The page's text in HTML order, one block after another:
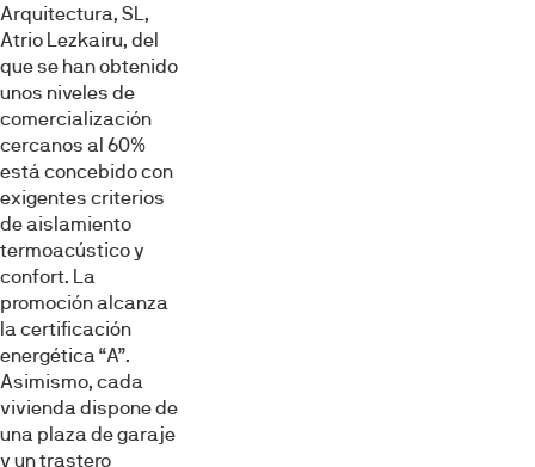
Arquitectura, SL,
Atrio Lezkairu, del
que se han obtenido
unos niveles de
comercialización
cercanos al 60%
está concebido con
exigentes criterios
de aislamiento
termoacústico y
confort. La
promoción alcanza
la certificación
energética “A”.
Asimismo, cada
vivienda dispone de
una plaza de garaje
y un trastero